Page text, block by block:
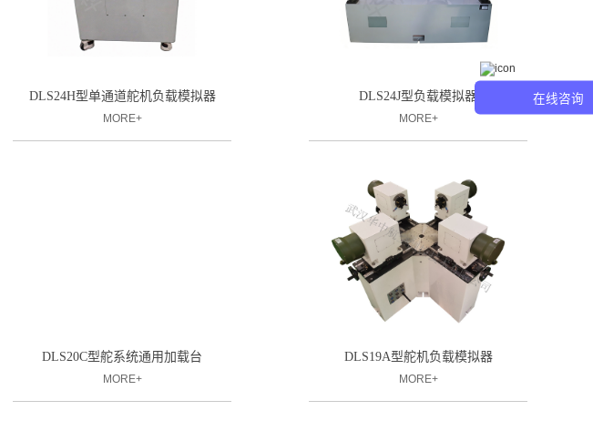
DLS24H型单通道舵机负载模拟器
MORE+
DLS24J型负载模拟器
MORE+
DLS20C型舵系统通用加载台
MORE+
DLS19A型舵机负载模拟器
MORE+
在线咨询